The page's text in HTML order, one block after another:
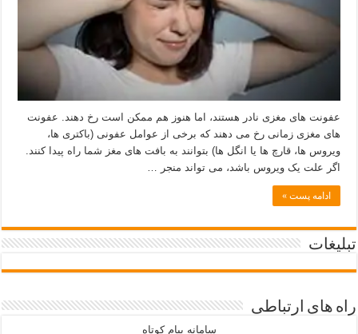
عفونت های مغزی نادر هستند، اما هنوز هم ممکن است رخ دهند. عفونت
های مغزی زمانی رخ می دهند که برخی از عوامل عفونی (باکتری ها،
ویروس ها، قارچ ها یا انگل ها) بتوانند به بافت های مغز شما راه پیدا کنند.
اگر علت یک ویروس باشد، می تواند منجر …
ادامه پست »
تبلیغات
راه های ارتباطی
سامانه پیام کوتاه